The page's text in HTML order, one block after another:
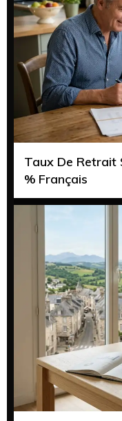
Taux De Retrait
% Français